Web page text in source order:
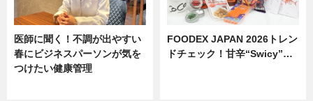
医師に聞く！不調が出やすい
春にビジネスパーソンが気を
つけたい健康管理
FOODEX JAPAN 2026トレン
ドチェック！甘辛“Swicy”…